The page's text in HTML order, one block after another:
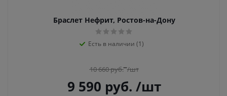
Браслет Нефрит, Ростов-на-Дону
Есть в наличии (1)
10 660руб. /шт
9 590 руб. /шт